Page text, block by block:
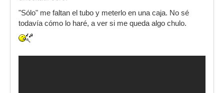
"Sólo" me faltan el tubo y meterlo en una caja. No sé
todavía cómo lo haré, a ver si me queda algo chulo.